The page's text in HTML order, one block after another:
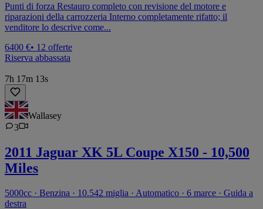
Punti di forza Restauro completo con revisione del motore e
riparazioni della carrozzeria Interno completamente rifatto; il
venditore lo descrive come...
6400 €• 12 offerte
Riserva abbassata
7h 17m 13s
Wallasey
3
2011 Jaguar XK 5L Coupe X150 - 10,500
Miles
5000cc · Benzina · 10.542 miglia · Automatico · 6 marce · Guida a
destra